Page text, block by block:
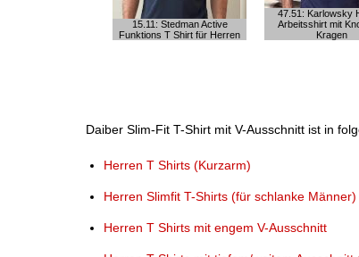
15.11: Stedman Active
Funktions T Shirt für Herren
47.51: Karlowsky
Arbeitsshirt mit
Kragen
Daiber Slim-Fit T-Shirt mit V-Ausschnitt ist in
Herren T Shirts (Kurzarm)
Herren Slimfit T-Shirts (für schlanke Männer)
Herren T Shirts mit engem V-Ausschnitt